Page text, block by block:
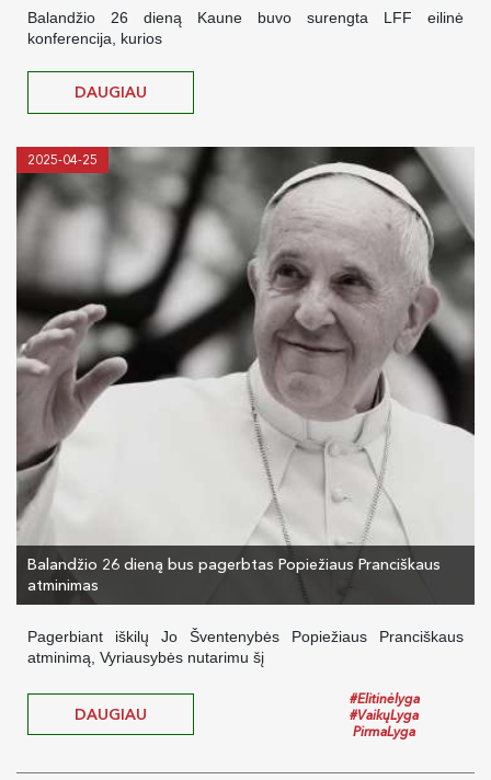
Balandžio 26 dieną Kaune buvo surengta LFF eilinė
konferencija, kurios
DAUGIAU
2025-04-25
Balandžio 26 dieną bus pagerbtas Popiežiaus Pranciškaus
atminimas
Pagerbiant iškilų Jo Šventenybės Popiežiaus Pranciškaus
atminimą, Vyriausybės nutarimu šį
DAUGIAU
#Elitinėlyga
#VaikųLyga
PirmaLyga